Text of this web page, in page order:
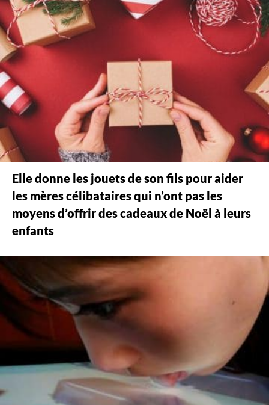
Elle donne les jouets de son fils pour aider
les mères célibataires qui n’ont pas les
moyens d’offrir des cadeaux de Noël à leurs
enfants